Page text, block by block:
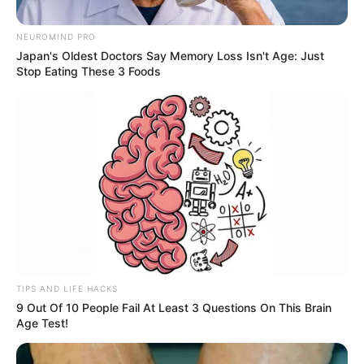
Alcaldía de Floridablanca
Julieth Paola Hernández Parra
Febrero 10, 2021
NEUROMIND PRO
Japan's Oldest Doctors Say Memory Loss Isn't Age: Just
Stop Eating These 3 Foods
TIPS AND LIFE HACKS
9 Out Of 10 People Fail At Least 3 Questions On This Brain
Age Test!